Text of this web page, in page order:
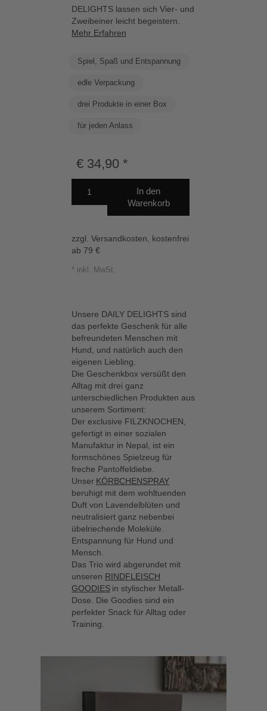
DELIGHTS lassen sich Vier- und
Zweibeiner leicht begeistern.
Mehr Erfahren
Spiel, Spaß und Entspannung
edle Verpackung
drei Produkte in einer Box
für jeden Anlass
€34,90
In den
Warenkorb
zzgl. Versandkosten, kostenfrei
ab 79 €
inkl. MwSt.
Unsere DAILY DELIGHTS sind
das perfekte Geschenk für alle
befreundeten Menschen mit
Hund, und natürlich auch den
eigenen Liebling.
Die Geschenkbox versüßt den
Alltag mit drei ganz
unterschiedlichen Produkten aus
unserem Sortiment:
Der exclusive FILZKNOCHEN,
gefertigt in einer sozialen
Manufaktur in Nepal, ist ein
formschönes Spielzeug für
freche Pantoffeldiebe.
Unser KÖRBCHENSPRAY
beruhigt mit dem wohltuenden
Duft von Lavendelblüten und
neutralisiert ganz nebenbei
übelriechende Moleküle.
Entspannung für Hund und
Mensch.
Das Trio wird abgerundet mit
unseren RINDFLEISCH
GOODIESin stylischer Metall-
Dose. Die Goodies sind ein
perfekter Snack für Alltag oder
Training.